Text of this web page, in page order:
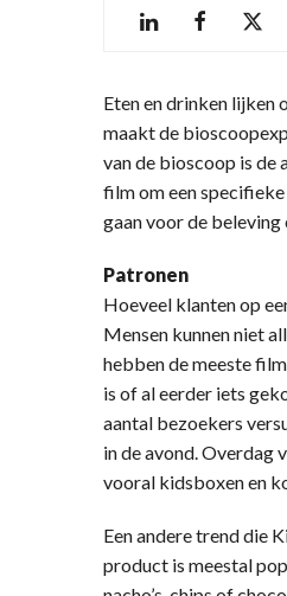
Eten en drinken lijken
maakt de
van de bioscoop is de
film om een
gaan voor de beleving
Patronen
Hoeveel klanten op
Mensen kunnen niet
hebben de meeste
is of al eerder iets
aantal bezoekers
in de avond. Overdag
vooral kidsboxen en
Een andere trend die
product is meestal